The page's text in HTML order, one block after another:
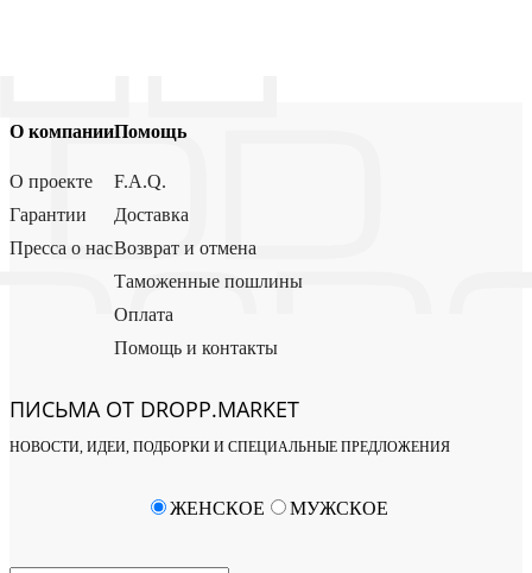
О компании
О проекте
Гарантии
Пресса о нас
Помощь
F.A.Q.
Доставка
Возврат и отмена
Таможенные пошлины
Оплата
Помощь и контакты
ПИСЬМА ОТ DROPP.MARKET
НОВОСТИ, ИДЕИ, ПОДБОРКИ И СПЕЦИАЛЬНЫЕ ПРЕДЛОЖЕНИЯ
ЖЕНСКОЕ МУЖСКОЕ